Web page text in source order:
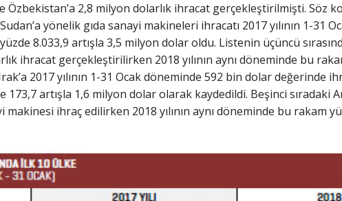
Özbekistan’a 2,8 milyon dolarlık ihracat gerçekleştirilmişti. Söz
yönelik gıda sanayi makineleri ihracatı 2017 yılının 1-31
8.033,9 artışla 3,5 milyon dolar oldu. Listenin üçüncü
ihracat gerçekleştirilirken 2018 yılının aynı döneminde bu
2017 yılının 1-31 Ocak döneminde 592 bin dolar değerinde
artışla 1,6 milyon dolar olarak kaydedildi. Beşinci sıradaki
makinesi ihraç edilirken 2018 yılının aynı döneminde bu rakam